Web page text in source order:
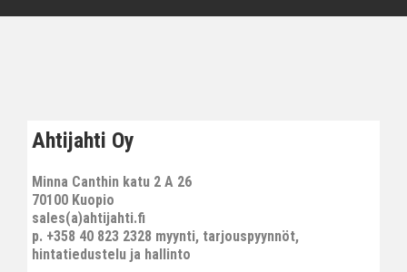
Ahtijahti Oy
Minna Canthin katu 2 A 26
70100 Kuopio
sales(a)ahtijahti.fi
p. +358 40 823 2328 myynti, tarjouspyynnöt,
hintatiedustelu ja hallinto